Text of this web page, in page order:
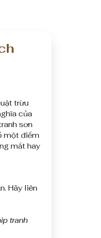
trừu
của
sơn
một điểm
mắt hay
Hãy liên
tranh